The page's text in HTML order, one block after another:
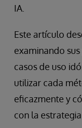
IA.
Este artículo
examinando
casos de uso
utilizar cada
eficazmente y
con la